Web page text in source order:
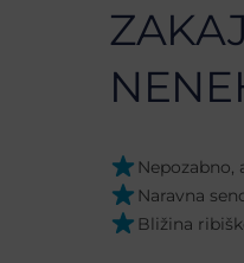
Naravna
Bližina